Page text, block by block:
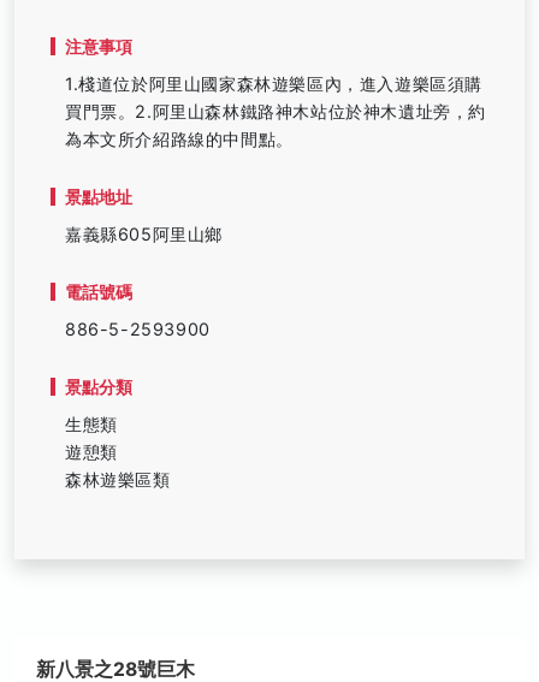
注意事項
1.棧道位於阿里山國家森林遊樂區內，進入遊樂區須購
買門票。2.阿里山森林鐵路神木站位於神木遺址旁，約
為本文所介紹路線的中間點。
景點地址
嘉義縣605阿里山鄉
電話號碼
886-5-2593900
景點分類
生態類
遊憩類
森林遊樂區類
新八景之28號巨木